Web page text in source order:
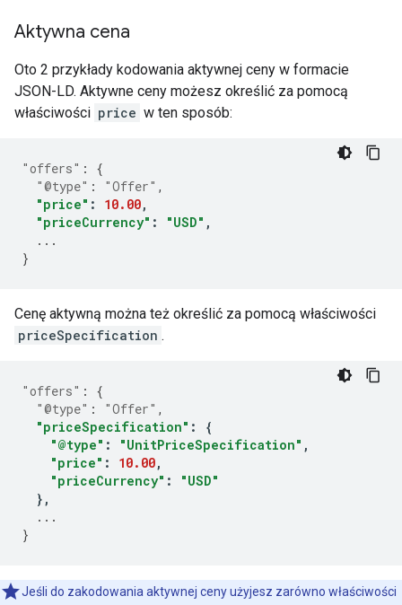
Aktywna cena
Oto 2 przykłady kodowania aktywnej ceny w formacie
JSON-LD. Aktywne ceny możesz określić za pomocą
właściwości price w ten sposób:
"offers" :
{
"@type" : "Offer" ,
"price" : 10.00,
"priceCurrency" : "USD" ,
...
}
Cenę aktywną można też określić za pomocą właściwości
priceSpecification .
"offers" :
{
"@type" : "Offer" ,
"priceSpecification" :
{
"@type" : "UnitPriceSpecification" ,
"price" : 10.00,
"priceCurrency" :
"USD"
},
...
}
Jeśli do zakodowania aktywnej ceny użyjesz zarówno właściwości